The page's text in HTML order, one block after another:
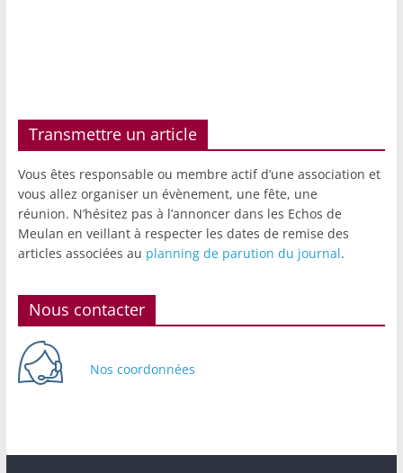
Transmettre un article
Vous êtes responsable ou membre actif d’une association et
vous allez organiser un évènement, une fête, une
réunion. N’hésitez pas à l’annoncer dans les Echos de
Meulan en veillant à respecter les dates de remise des
articles associées au planning de parution du journal.
Nous contacter
Nos coordonnées